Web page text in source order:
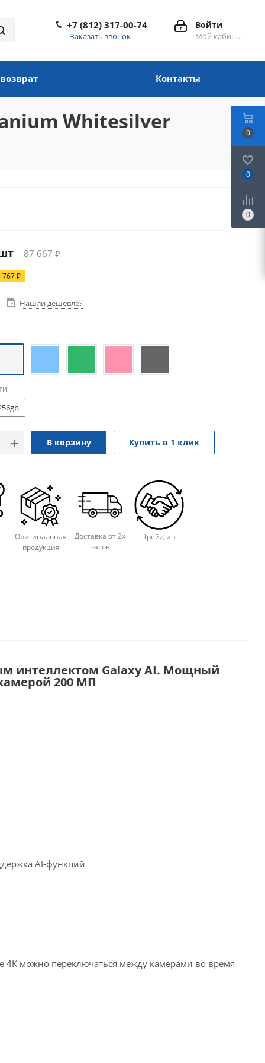
Войти
Мой кабинет
+7 (812) 317-00-74
Заказать звонок
Контакты
Whitesilver
87 667₽
767₽
Нашли дешевле?
В корзину Купить в 1 клик
Оригинальная
продукция
Доставка от 2х
часов
Трейд-ин
интеллектом Galaxy AI. Мощный
200 МП
AI-функций
4K можно переключаться между камерами во время
0
0
0